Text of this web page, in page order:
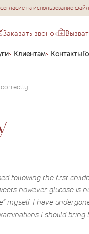
согласие на использование
Заказать звонок
Клиентам Контакты
correctly
following the first
however glucose is
myself. I have
I should bring